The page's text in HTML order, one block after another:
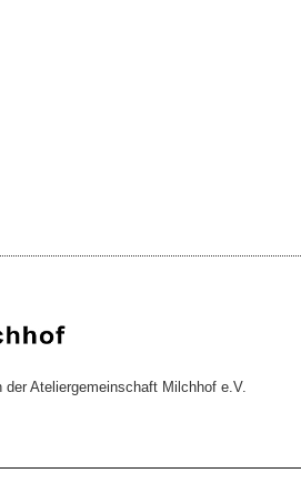
Ateliergemeinschaft Milchhof e.V.